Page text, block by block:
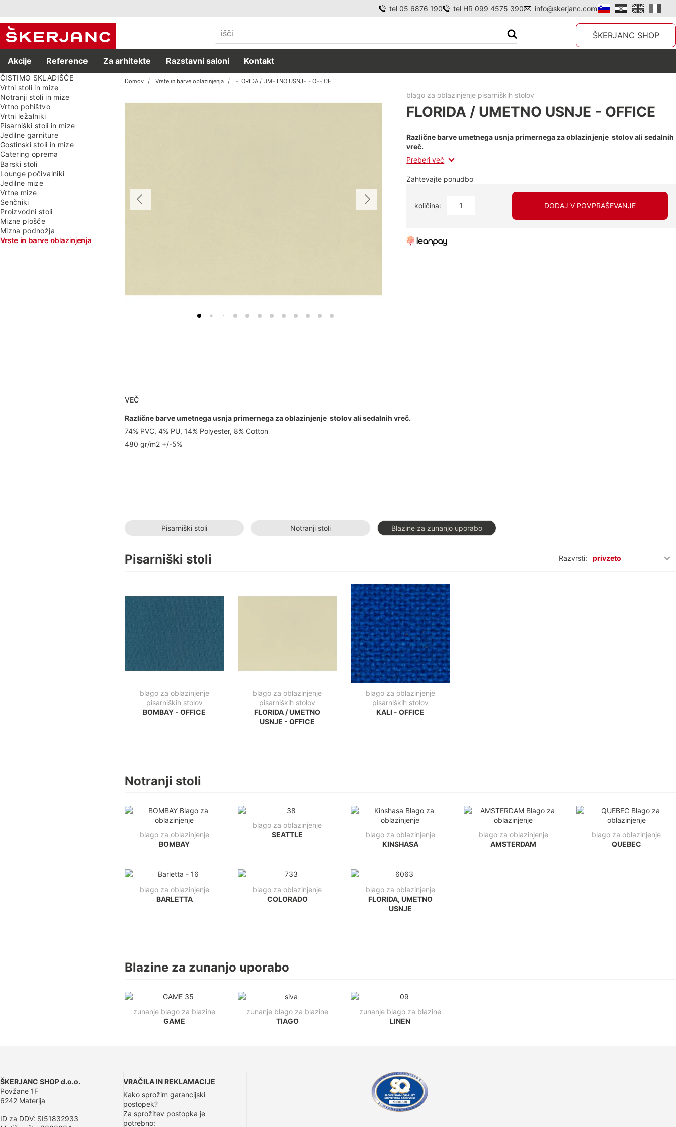
tel 05 6876 190 tel HR 099 4575 390 info@skerjanc.com
ŠKERJANC SHOP
Akcije Reference Za arhitekte Razstavni saloni Kontakt
ČISTIMO SKLADIŠČE
Vrtni stoli in mize
Notranji stoli in mize
Vrtno pohištvo
Vrtni ležalniki
Pisarniški stoli in mize
Jedilne garniture
Gostinski stoli in mize
Catering oprema
Barski stoli
Lounge počivalniki
Jedilne mize
Vrtne mize
Senčniki
Proizvodni stoli
Mizne plošče
Mizna podnožja
Vrste in barve oblazinjenja
Domov Vrste in barve oblazinjenja FLORIDA / UMETNO USNJE - OFFICE
blago za oblazinjenje pisarniških stolov
FLORIDA / UMETNO USNJE - OFFICE
Različne barve umetnega usnja primernega za oblazinjenje stolov ali sedalnih
vreč.
Preberi več
Zahtevajte ponudbo
količina: DODAJ V POVPRAŠEVANJE
VEČ
Različne barve umetnega usnja primernega za oblazinjenje stolov ali sedalnih vreč.
74% PVC, 4% PU, 14% Polyester, 8% Cotton
480 gr/m2 +/-5%
Pisarniški stoli Notranji stoli Blazine za zunanjo uporabo
Razvrsti: privzeto
Pisarniški stoli
blago za oblazinjenje
pisarniških stolov
BOMBAY - OFFICE
blago za oblazinjenje
pisarniških stolov
FLORIDA / UMETNO
USNJE - OFFICE
blago za oblazinjenje
pisarniških stolov
KALI - OFFICE
Notranji stoli
blago za oblazinjenje
BOMBAY
blago za oblazinjenje
SEATTLE
blago za oblazinjenje
KINSHASA
blago za oblazinjenje
AMSTERDAM
blago za oblazinjenje
QUEBEC
blago za oblazinjenje
BARLETTA
blago za oblazinjenje
COLORADO
blago za oblazinjenje
FLORIDA, UMETNO
USNJE
Blazine za zunanjo uporabo
zunanje blago za blazine
GAME
zunanje blago za blazine
TIAGO
zunanje blago za blazine
LINEN
ŠKERJANC SHOP d.o.o.
Povžane 1F
6242 Materija
ID za DDV: SI51832933
VRAČILA IN REKLAMACIJE
Kako sprožim garancijski
postopek?
Za sprožitev postopka je
potrebno: